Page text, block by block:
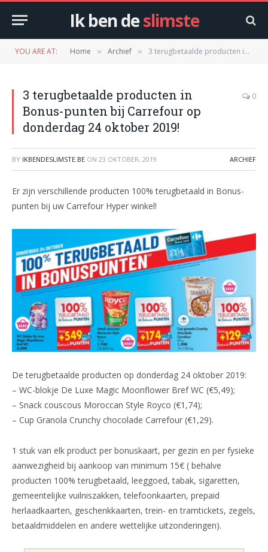
Ik ben deslimste
YOU ARE AT: Home » Archief » 3 terugbetaalde producten in Bonus-punten bij Carrefour op donderdag 24 oktober 2019!
3 terugbetaalde producten in
Bonus-punten bij Carrefour op
donderdag 24 oktober 2019!
0
BY IKBENDESLIMSTE.BE ON 23 OKTOBER, 2019 ARCHIEF
Er zijn verschillende producten 100% terugbetaald in Bonus-
punten bij uw Carrefour Hyper winkel!
De terugbetaalde producten op donderdag 24 oktober 2019:
– WC-blokje De Luxe Magic Moonflower Bref WC (€5,49);
– Snack couscous Moroccan Style Royco (€1,74);
– Cup Granola Crunchy chocolade Carrefour (€1,29).
1 stuk van elk product per bonuskaart, per gezin en per fysieke
aanwezigheid bij aankoop van minimum 15€ ( behalve
producten 100% terugbetaald, leeggoed, tabak, sigaretten,
gemeentelijke vuilniszakken, telefoonkaarten, prepaid
herlaadkaarten, geschenkkaarten, trein- en tramtickets, zegels,
betaaldmiddelen en andere wettelijke uitzonderingen).